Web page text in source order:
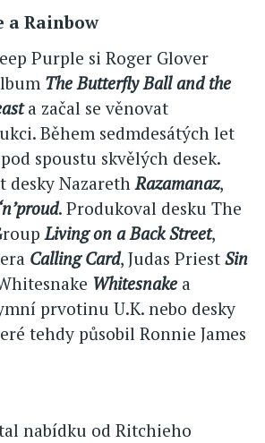
a Rainbow
Purple si Roger Glover
The Butterfly Ball and the
a začal se věnovat
Během sedmdesátých let
spoustu skvělých desek.
desky NazarethRazamanaz,
. Produkoval desku The
Living on a Back Street,
Calling Card, Judas Priest Sin
Whitesnake a
prvotinu U.K. nebo desky
tehdy působil Ronnie James
nabídku od Ritchieho